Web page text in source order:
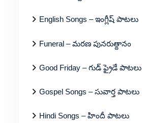
English Songs – ఇంగ్లీష్ పాటలు
Funeral – మరణ పునరుత్దానం
Good Friday – గుడ్ ఫ్రైడే పాటలు
Gospel Songs – సువార్త పాటలు
Hindi Songs – హిందీ పాటలు